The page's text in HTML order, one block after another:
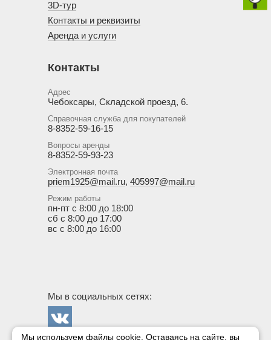
3D-тур
Контакты и реквизиты
Аренда и услуги
Мы в социальных сетях:
Контакты
Адрес
Чебоксары, Складской проезд, 6.
Справочная служба для покупателей
8-8352-59-16-15
Вопросы аренды
8-8352-59-93-23
Электронная почта
priem1925@mail.ru, 405997@mail.ru
Режим работы
пн-пт с 8:00 до 18:00
сб с 8:00 до 17:00
вс с 8:00 до 16:00
Мы используем файлы cookie. Оставаясь на сайте, вы